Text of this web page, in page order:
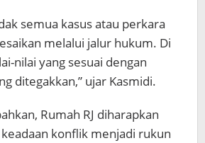
semua kasus atau perkara
melalui jalur hukum. Di
nilai yang sesuai dengan
ditegakkan,” ujar Kasmidi.
Rumah RJ diharapkan
konflik menjadi rukun